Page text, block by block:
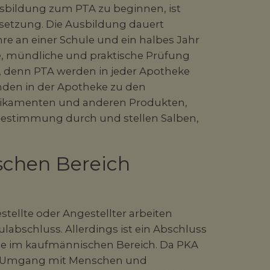
zum PTA zu beginnen, ist
Die Ausbildung dauert
an einer Schule und ein halbes Jahr
mündliche und praktische Prüfung
PTA werden in jeder Apotheke
in der Apotheke zu den
und anderen Produkten,
durch und stellen Salben,
Bereich
oder Angestellter arbeiten
Allerdings ist ein Abschluss
im kaufmännischen Bereich. Da PKA
mit Menschen und